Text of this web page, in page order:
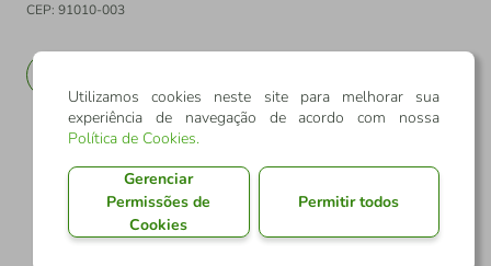
CEP: 91010-003
Utilizamos cookies neste site para melhorar sua
experiência de navegação de acordo com nossa
Política de Cookies.
Gerenciar
Permissões de
Cookies
Permitir todos